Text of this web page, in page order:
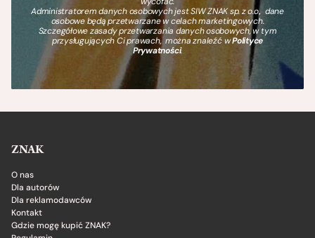
Administratorem danych osobowych jest SIW ZNAK sp. z o.o., dane
osobowe będą przetwarzane w celach marketingowych.
Szczegółowe zasady przetwarzania danych osobowych, w tym
przysługujących Ci prawach, można znaleźć wPolityce
Prywatności.
ZNAK
O nas
Dla autorów
Dla reklamodawców
Kontakt
Gdzie mogę kupić ZNAK?